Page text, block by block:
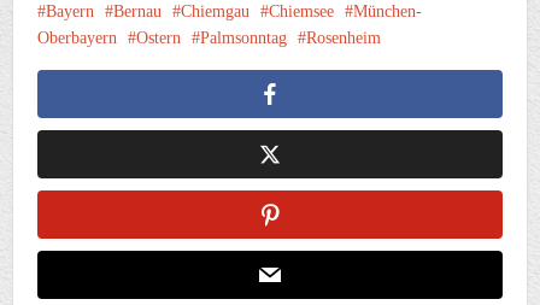
Bayern Bernau Chiemgau Chiemsee
München-
Oberbayern
Ostern Palmsonntag Rosenheim